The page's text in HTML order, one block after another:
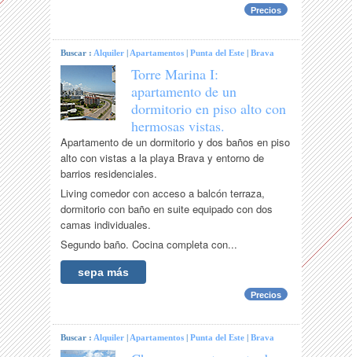
Precios
Buscar : Alquiler | Apartamentos |Punta del Este |Brava
Torre Marina I:
apartamento de un
dormitorio en piso alto con
hermosas vistas.
Apartamento de un dormitorio y dos baños en piso
alto con vistas a la playa Brava y entorno de
barrios residenciales.
Living comedor con acceso a balcón terraza,
dormitorio con baño en suite equipado con dos
camas individuales.
Segundo baño. Cocina completa con...
sepa más
Precios
Buscar : Alquiler | Apartamentos |Punta del Este |Brava